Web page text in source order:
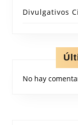
Divulgativos
No hay